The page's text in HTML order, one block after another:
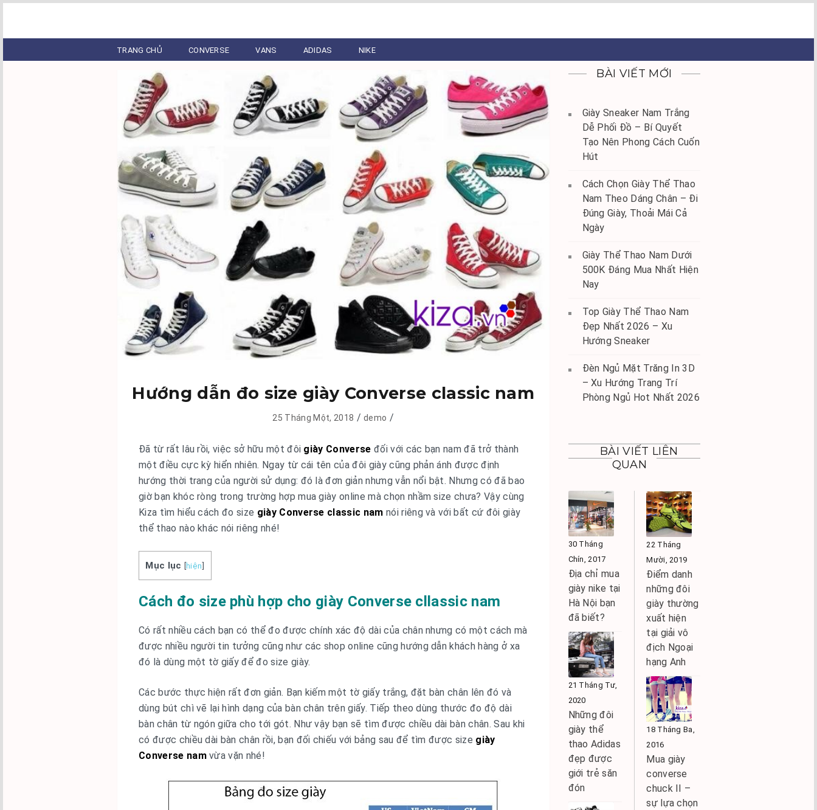
TRANG CHỦ CONVERSE VANS ADIDAS NIKE
Hướng dẫn đo size giày Converse classic nam
25 Tháng Một, 2018 /demo /
Đã từ rất lâu rồi, việc sở hữu một đôi giày Converse đối với các bạn nam đã trở thành
một điều cực kỳ hiển nhiên. Ngay từ cái tên của đôi giày cũng phản ánh được định
hướng thời trang của người sử dụng: đó là đơn giản nhưng vẫn nổi bật. Nhưng có đã bao
giờ bạn khóc ròng trong trường hợp mua giày online mà chọn nhầm size chưa? Vậy cùng
Kiza tìm hiểu cách đo size giày Converse classic nam nói riêng và với bất cứ đôi giày
thể thao nào khác nói riêng nhé!
Mục lục [hiện]
Cách đo size phù hợp cho giày Converse cllassic nam
Có rất nhiều cách bạn có thể đo được chính xác độ dài của chân nhưng có một cách mà
được nhiều người tin tưởng cũng như các shop online cũng hướng dẫn khách hàng ở xa
đó là dùng một tờ giấy để đo size giày.
Các bước thực hiện rất đơn giản. Bạn kiếm một tờ giấy trắng, đặt bàn chân lên đó và
dùng bút chì vẽ lại hình dạng của bàn chân trên giấy. Tiếp theo dùng thước đo độ dài
bàn chân từ ngón giữa cho tới gót. Như vậy bạn sẽ tìm được chiều dài bàn chân. Sau khi
có được chiều dài bàn chân rồi, bạn đối chiếu với bảng sau để tìm được size giày
Converse namvừa vặn nhé!
BÀI VIẾT MỚI
Giày Sneaker Nam Trắng
Dễ Phối Đồ – Bí Quyết
Tạo Nên Phong Cách Cuốn
Hút
Cách Chọn Giày Thể Thao
Nam Theo Dáng Chân – Đi
Đúng Giày, Thoải Mái Cả
Ngày
Giày Thể Thao Nam Dưới
500K Đáng Mua Nhất Hiện
Nay
Top Giày Thể Thao Nam
Đẹp Nhất 2026 – Xu
Hướng Sneaker
Đèn Ngủ Mặt Trăng In 3D
– Xu Hướng Trang Trí
Phòng Ngủ Hot Nhất 2026
BÀI VIẾT LIÊN
QUAN
30 Tháng
Chín, 2017
Địa chỉ mua
giày nike tại
Hà Nội bạn
đã biết?
21 Tháng Tư,
2020
Những đôi
giày thể
thao Adidas
đẹp được
giới trẻ săn
đón
22 Tháng
Mười, 2019
Điểm danh
những đôi
giày thường
xuất hiện
tại giải vô
địch Ngoại
hạng Anh
18 Tháng Ba,
2016
Mua giày
converse
chuck II –
sự lựa chọn